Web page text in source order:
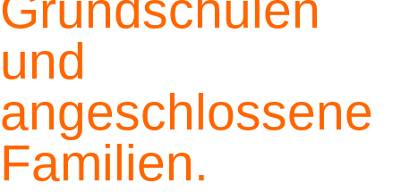
und
angeschlossene
Familien.